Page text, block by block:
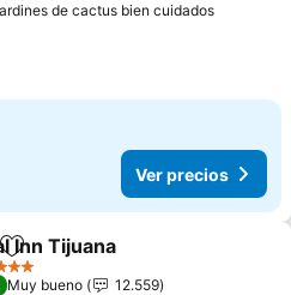
de cactus bien cuidadosVer
Ver precios
Agregar a favoritos
Inn Tijuana
Muy bueno
12.559